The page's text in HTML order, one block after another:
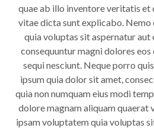
quae ab illo inventore veritatis et
vitae dicta sunt explicabo.
quia voluptas sit aspernatur
consequuntur magni dolores
sequi nesciunt. Neque porro
ipsum quia dolor sit amet,
quia non numquam eius modi
dolore magnam aliquam quaerat
ipsam voluptatem quia voluptas